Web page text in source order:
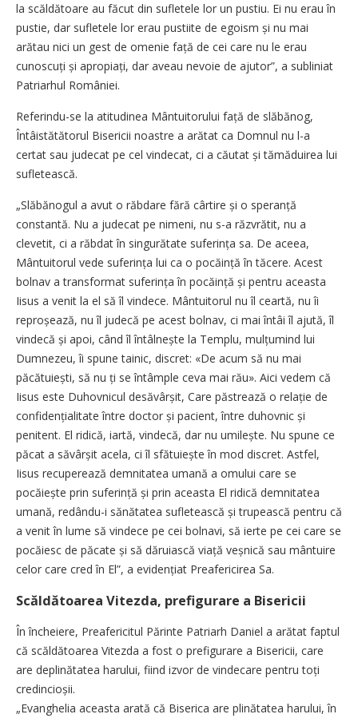
la scăldătoare au făcut din sufletele lor un pustiu. Ei nu erau în
pustie, dar sufletele lor erau pustiite de egoism și nu mai
arătau nici un gest de omenie față de cei care nu le erau
cunoscuți și apro­piați, dar aveau nevoie de ajutor”, a subliniat
Patriarhul României.
Referindu-se la atitudinea Mântuitorului față de slăbănog,
Întâi­stătătorul Bisericii noastre a arătat ca Domnul nu l-a
certat sau judecat pe cel vindecat, ci a căutat și tămăduirea lui
sufletească.
„Slăbănogul a avut o răbdare fără cârtire și o speranță
constantă. Nu a judecat pe nimeni, nu s-a răzvrătit, nu a
clevetit, ci a răbdat în singurătate suferința sa. De aceea,
Mântuitorul vede suferința lui ca o pocăință în tăcere. Acest
bolnav a transformat suferința în pocăință și pentru aceasta
Iisus a venit la el să îl vindece. Mântuitorul nu îl ceartă, nu îi
reproșează, nu îl judecă pe acest bolnav, ci mai întâi îl ajută, îl
vindecă și apoi, când îl întâlnește la Templu, mulțumind lui
Dumnezeu, îi spune tainic, discret: «De acum să nu mai
păcătuiești, să nu ți se întâmple ceva mai rău». Aici ve­dem că
Iisus este Duhovnicul desăvârșit, Care păstrează o relație de
confidențialitate între doctor și pacient, între duhovnic și
penitent. El ridică, iartă, vindecă, dar nu umi­lește. Nu spune ce
păcat a să­vârșit acela, ci îl sfătuiește în mod discret. Astfel,
Iisus recuperează demnitatea umană a omului care se
pocăiește prin suferință și prin aceasta El ridică demnitatea
umană, redându-i sănătatea sufletească și trupească pentru că
a venit în lume să vindece pe cei bolnavi, să ierte pe cei care se
pocăiesc de păcate și să dăruiască viață veșnică sau mântuire
celor care cred în El”, a evidențiat Preafericirea Sa.
Scăldătoarea Vitezda, prefigurare a Bisericii
În încheiere, Preafericitul Părinte Patriarh Daniel a arătat faptul
că scăldătoarea Vitezda a fost o prefigurare a Bisericii, care
are deplinătatea harului, fiind izvor de vindecare pentru toți
credincioșii.
„Evanghelia aceasta arată că Biserica are plinătatea harului, în